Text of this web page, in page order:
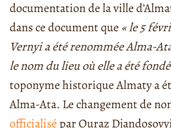
documentation de la ville
dans ce document que « le 5
Vernyi a été renommée Alma-
le nom du lieu où elle a été
toponyme historique Almaty a
Alma-Ata. Le changement de
officialisépar Ouraz